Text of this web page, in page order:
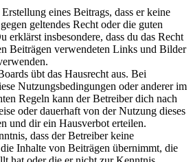
eines Beitrags, dass er keine
geltendes Recht oder die guten
erklärst insbesondere, dass du das Recht
Beiträgen verwendeten Links und Bilder
übt das Hausrecht aus. Bei
Nutzungsbedingungen oder anderer im
Regeln kann der Betreiber dich nach
oder dauerhaft von der Nutzung dieses
und dir ein Hausverbot erteilen.
dass der Betreiber keine
Inhalte von Beiträgen übernimmt, die